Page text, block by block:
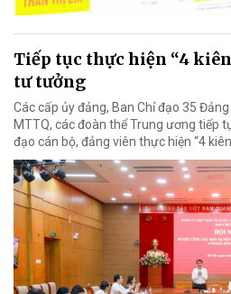
Tiếp tục thực hiện “4
tư tưởng
Các cấp ủy đảng, Ban Chỉ đạo 35
MTTQ, các đoàn thể Trung ương tiếp
đạo cán bộ, đảng viên thực hiện “4